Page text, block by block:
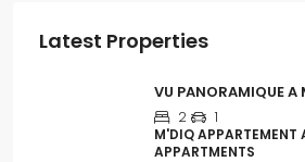
Latest Properties
VU PANORAMIQUE A
2
1
M'DIQ APPARTEMENT
APPARTMENTS